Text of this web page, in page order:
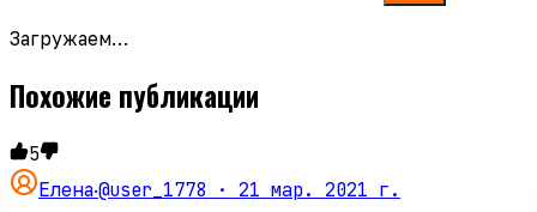
Загружаем…
Похожие публикации
5
Елена·@user_1778 · 21 мар. 2021 г.